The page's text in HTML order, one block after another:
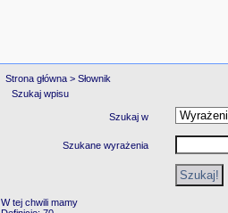
Strona główna > Słownik
Szukaj wpisu
Szukaj w
Szukane wyrażenia
W tej chwili mamy